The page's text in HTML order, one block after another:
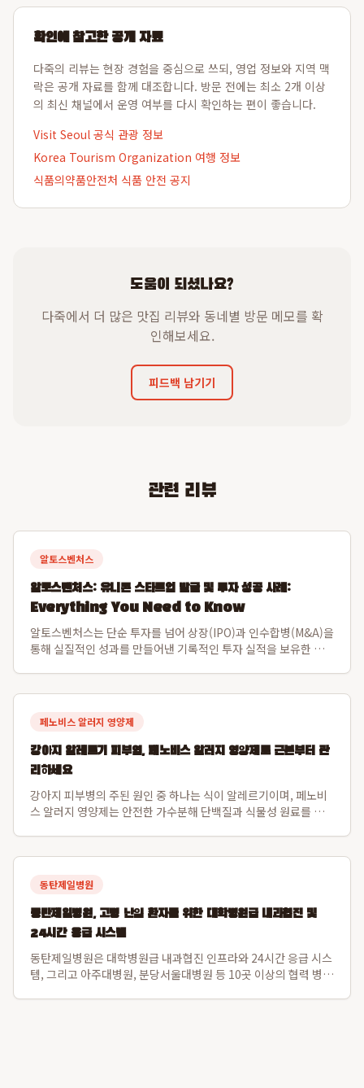
확인에 참고한 공개 자료
다죽의 리뷰는 현장 경험을 중심으로 쓰되, 영업 정보와 지역 맥
락은 공개 자료를 함께 대조합니다. 방문 전에는 최소 2개 이상
의 최신 채널에서 운영 여부를 다시 확인하는 편이 좋습니다.
Visit Seoul 공식 관광 정보
Korea Tourism Organization 여행 정보
식품의약품안전처 식품 안전 공지
도움이 되셨나요?
다죽에서 더 많은 맛집 리뷰와 동네별 방문 메모를 확
인해보세요.
피드백 남기기
관련 리뷰
알토스벤처스
알토스벤처스: 유니콘 스타트업 발굴 및 투자 성공 사례:
Everything You Need to Know
알토스벤처스는 단순 투자를 넘어 상장(IPO)과 인수합병(M&A)을
통해 실질적인 성과를 만들어낸 기록적인 투자 실적을 보유한 선
선도해왔습니다. 알토스벤처스...
페노비스 알러지 영양제
강아지 알레르기 피부염, 페노비스 알러지 영양제로 근본부터 관
리하세요
강아지 피부병의 주된 원인 중 하나는 식이 알레르기이며, 페노비
스 알러지 영양제는 안전한 가수분해 단백질과 식물성 원료를 사
과 직결된 강아지 피부면역 강화를...
동탄제일병원
동탄제일병원, 고령 난임 환자를 위한 대학병원급 내과협진 및
24시간 응급 시스템
동탄제일병원은 대학병원급 내과협진 인프라와 24시간 응급 시스
템, 그리고 아주대병원, 분당서울대병원 등 10곳 이상의 협력 병원